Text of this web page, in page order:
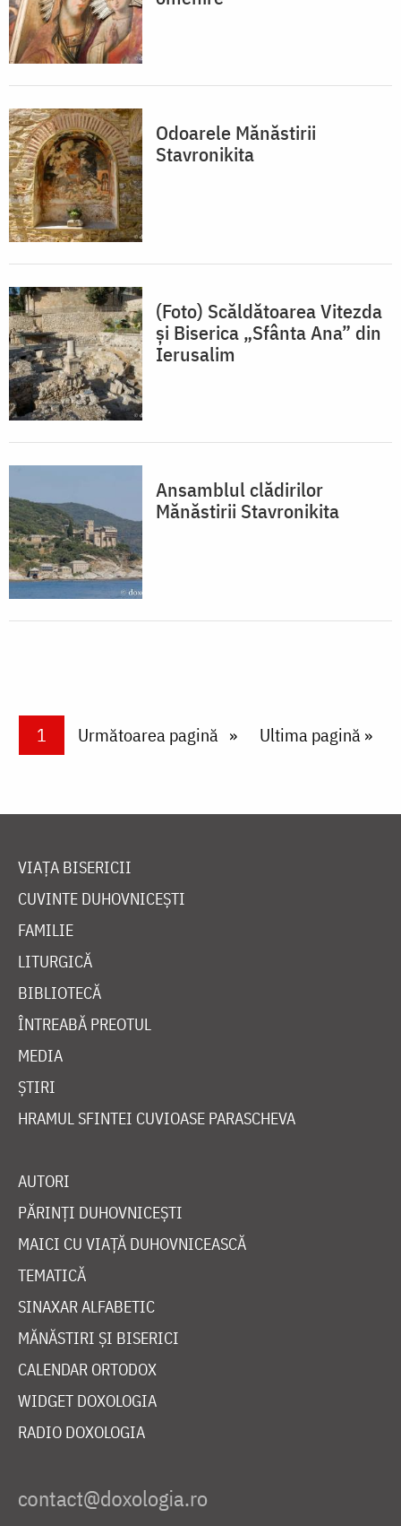
Odoarele Mănăstirii
Stavronikita
(Foto) Scăldătoarea Vitezda
și Biserica „Sfânta Ana” din
Ierusalim
Ansamblul clădirilor
Mănăstirii Stavronikita
PaginareCurrent page
1 Next page
Următoarea pagină Last page
Ultima pagină »
VIAȚA BISERICII
CUVINTE DUHOVNICEȘTI
FAMILIE
LITURGICĂ
BIBLIOTECĂ
ÎNTREABĂ PREOTUL
MEDIA
ȘTIRI
HRAMUL SFINTEI CUVIOASE PARASCHEVA
AUTORI
PĂRINȚI DUHOVNICEȘTI
MAICI CU VIAȚĂ DUHOVNICEASCĂ
TEMATICĂ
SINAXAR ALFABETIC
MĂNĂSTIRI ȘI BISERICI
CALENDAR ORTODOX
WIDGET DOXOLOGIA
RADIO DOXOLOGIA